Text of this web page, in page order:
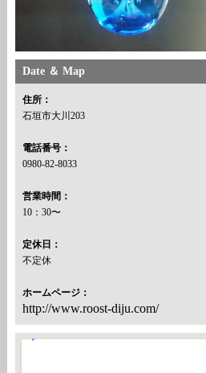
Date ＆ Map
住所：
石垣市大川203
電話番号：
0980-82-8033
営業時間：
10：30〜
定休日：
不定休
ホームページ：
http://www.roost-diju.com/